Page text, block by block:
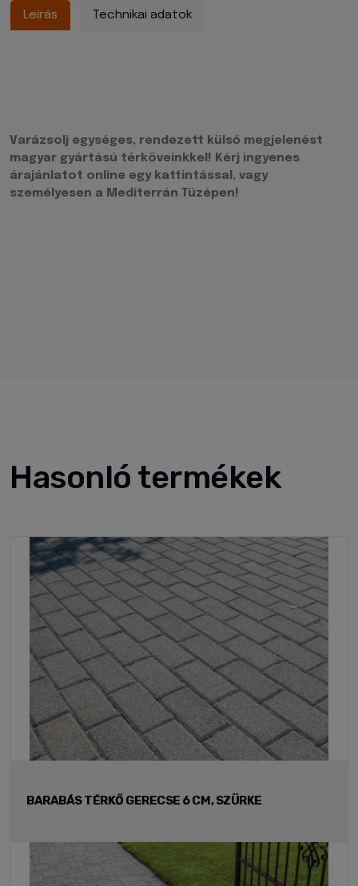
Leírás Technikai adatok
Varázsolj egységes, rendezett külső megjelenést
magyar gyártású térköveinkkel! Kérj ingyenes
árajánlatot online egy kattintással, vagy
személyesen a Mediterrán Tüzépen!
Hasonló termékek
BARABÁS TÉRKŐ GERECSE 6 CM, SZÜRKE